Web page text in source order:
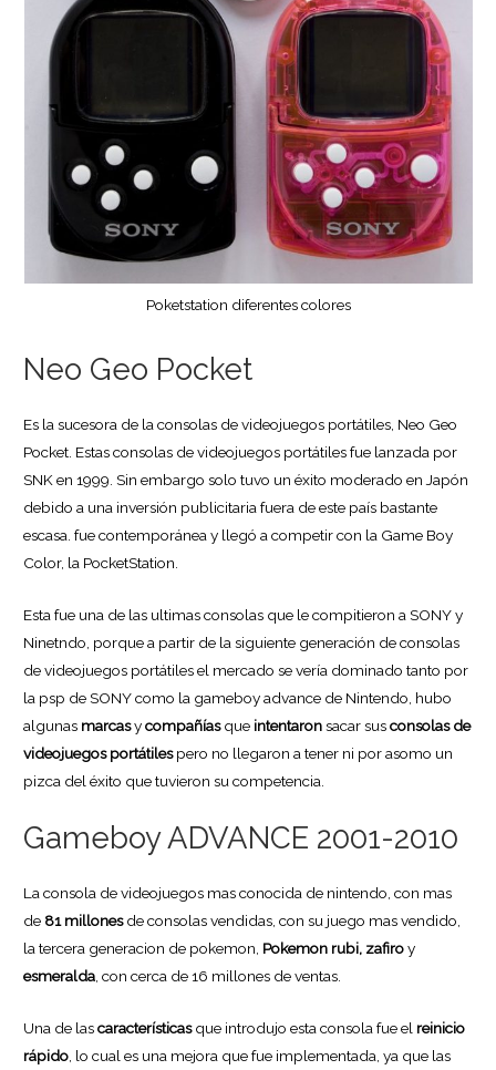
Poketstation diferentes colores
Neo Geo Pocket
Es la sucesora de la consolas de videojuegos portátiles, Neo Geo
Pocket. Estas consolas de videojuegos portátiles fue lanzada por
SNK en 1999. Sin embargo solo tuvo un éxito moderado en Japón
debido a una inversión publicitaria fuera de este país bastante
escasa. fue contemporánea y llegó a competir con la Game Boy
Color, la PocketStation.
Esta fue una de las ultimas consolas que le compitieron a SONY y
Ninetndo, porque a partir de la siguiente generación de consolas
de videojuegos portátiles el mercado se vería dominado tanto por
la psp de SONY como la gameboy advance de Nintendo, hubo
algunas marcasycompañíasque intentaronsacar susconsolas de
videojuegos portátilespero no llegaron a tener ni por asomo un
pizca del éxito que tuvieron su competencia.
Gameboy ADVANCE 2001-2010
La consola de videojuegos mas conocida de nintendo, con mas
de 81 millonesde consolas vendidas, con su juego mas vendido,
la tercera generacion de pokemon, Pokemon rubi, zafiroy
esmeralda, con cerca de 16 millones de ventas.
Una de lascaracterísticasque introdujo esta consola fue el reinicio
rápido, lo cual es una mejora que fue implementada, ya que las